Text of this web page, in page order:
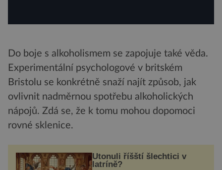
Do boje s alkoholismem se zapojuje také věda.
Experimentální psychologové v britském
Bristolu se konkrétně snaží najít způsob, jak
ovlivnit nadměrnou spotřebu alkoholických
nápojů. Zdá se, že k tomu mohou dopomoci
rovné sklenice.
Utonuli říšští šlechtici v
latríně?